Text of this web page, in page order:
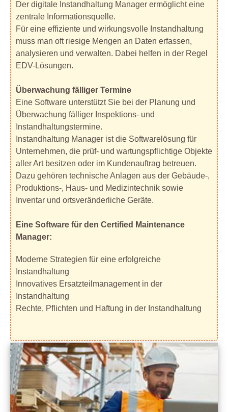
Der digitale Instandhaltung Manager ermöglicht eine
zentrale Informationsquelle.
Für eine effiziente und wirkungsvolle Instandhaltung
muss man oft riesige Mengen an Daten erfassen,
analysieren und verwalten. Dabei helfen in der Regel
EDV-Lösungen.
Überwachung fälliger Termine
Eine Software unterstützt Sie bei der Planung und
Überwachung fälliger Inspektions- und
Instandhaltungstermine.
Instandhaltung Manager ist die Softwarelösung für
Unternehmen, die prüf- und wartungspflichtige Objekte
aller Art besitzen oder im Kundenauftrag betreuen.
Dazu gehören technische Anlagen aus der Gebäude-,
Produktions-, Haus- und Medizintechnik sowie
Inventar und ortsveränderliche Geräte.
Eine Software für den Certified Maintenance
Manager:
Moderne Strategien für eine erfolgreiche
Instandhaltung
Innovatives Ersatzteilmanagement in der
Instandhaltung
Rechte, Pflichten und Haftung in der Instandhaltung